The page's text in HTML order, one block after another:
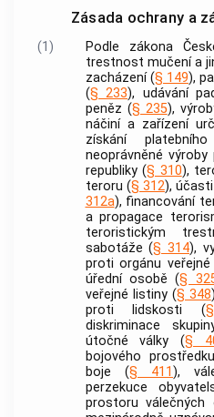
Zásada ochrany a
(1)
Podle zákona
trestnost mučení a
zacházení (§ 149),
(§ 233), udávání
peněz (§ 235),
náčiní a zařízení
získání
neoprávněné výroby
republiky (§ 310),
teroru (§ 312),
312a), financování
a propagace
teroristickým
sabotáže (§ 314),
proti orgánu
úřední osobě (§
veřejné listiny(§ 348
proti lidskosti (
diskriminace
útočné války (§
bojového
boje (§ 411),
perzekuce
prostoru válečných